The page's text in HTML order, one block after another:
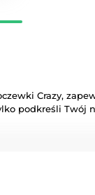
Crazy,
podkreśli Twój